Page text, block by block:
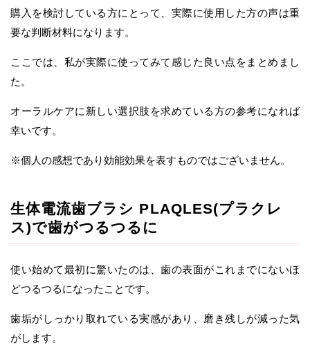
購入を検討している方にとって、実際に使用した方の声は重
要な判断材料になります。
ここでは、私が実際に使ってみて感じた良い点をまとめまし
た。
オーラルケアに新しい選択肢を求めている方の参考になれば
幸いです。
※個人の感想であり効能効果を表すものではございません。
生体電流歯ブラシ PLAQLES(プラクレ
ス)で歯がつるつるに
使い始めて最初に驚いたのは、歯の表面がこれまでにないほ
どつるつるになったことです。
歯垢がしっかり取れている実感があり、磨き残しが減った気
がします。